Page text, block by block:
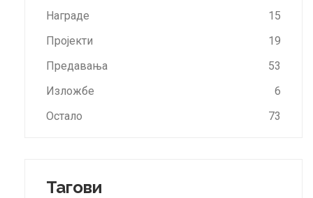
Награде
15
Пројекти
19
Предавања
53
Изложбе
6
Остало
73
Тагови